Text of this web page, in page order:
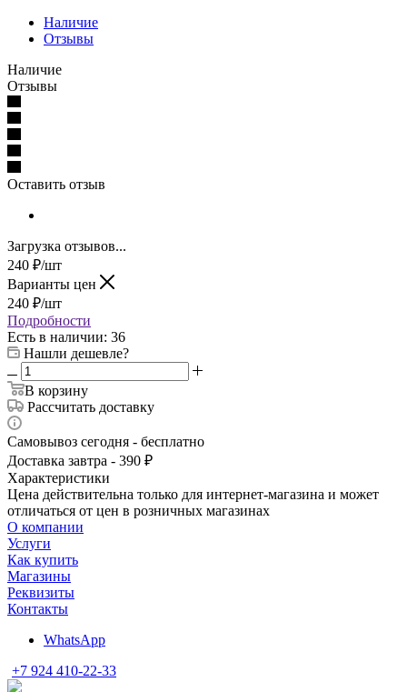
Наличие
Отзывы
Наличие
Отзывы
Оставить отзыв
Загрузка отзывов...
240 ₽/шт
Варианты цен
240 ₽/шт
Подробности
Есть в наличии: 36
Нашли дешевле?
В корзину
Рассчитать доставку
Самовывоз сегодня - бесплатно
Доставка завтра - 390 ₽
Характеристики
Цена действительна только для интернет-магазина и может
отличаться от цен в розничных магазинах
О компании
Услуги
Как купить
Магазины
Реквизиты
Контакты
WhatsApp
+7 924 410-22-33